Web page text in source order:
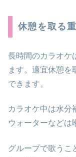
休憩を取る
長時間のカラオケ
ます。適宜休憩を
できます。
カラオケ中は水分
ウォーターなどは
グループで歌うこ